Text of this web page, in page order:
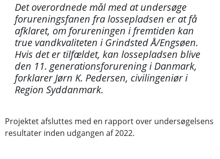
Det overordnede mål med at undersøge
forureningsfanen fra lossepladsen er at få
afklaret, om forureningen i fremtiden kan
true vandkvaliteten i Grindsted Å/Engsøen.
Hvis det er tilfældet, kan lossepladsen blive
den 11. generationsforurening i Danmark,
forklarer Jørn K. Pedersen, civilingeniør i
Region Syddanmark.
Projektet afsluttes med en rapport over undersøgelsens
resultater inden udgangen af 2022.